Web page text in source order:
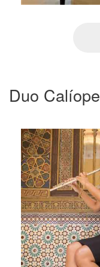
Duo Calíope